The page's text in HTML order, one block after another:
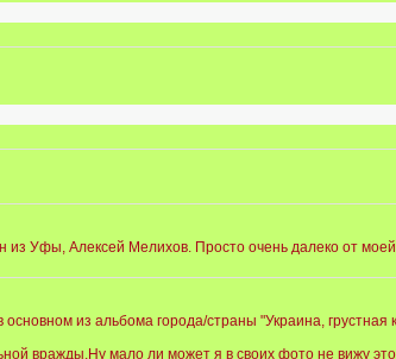
Уфы, Алексей Мелихов. Просто очень далеко от
из альбома города/страны "Украина,
вражды.Ну мало ли может я в своих фото не вижу